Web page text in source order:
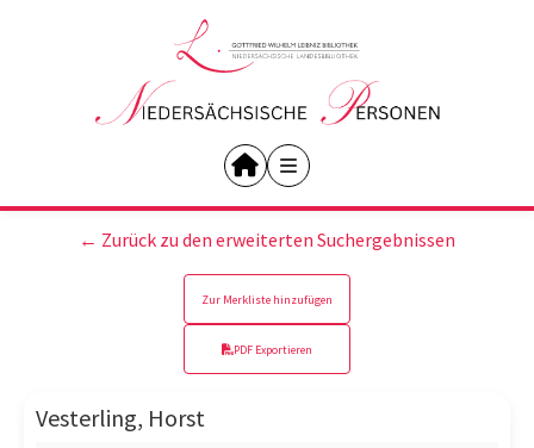
← Zurück zu den erweiterten Suchergebnissen
Zur Merkliste hinzufügen
PDF Exportieren
Vesterling, Horst